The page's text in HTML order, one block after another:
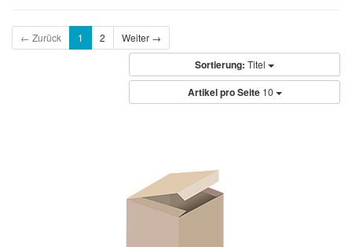
← Zurück 1 2 Weiter →
Sortierung: Titel
Artikel pro Seite 10